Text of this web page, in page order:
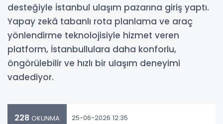
desteğiyle İstanbul ulaşım pazarına giriş yaptı.
Yapay zekâ tabanlı rota planlama ve araç
yönlendirme teknolojisiyle hizmet veren
platform, İstanbullulara daha konforlu,
öngörülebilir ve hızlı bir ulaşım deneyimi
vadediyor.
228 OKUNMA 25-06-2026 12:35